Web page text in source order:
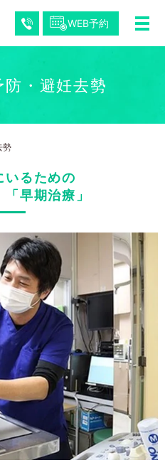
WEB予約
・避妊去勢
勢
いるための
「早期治療」